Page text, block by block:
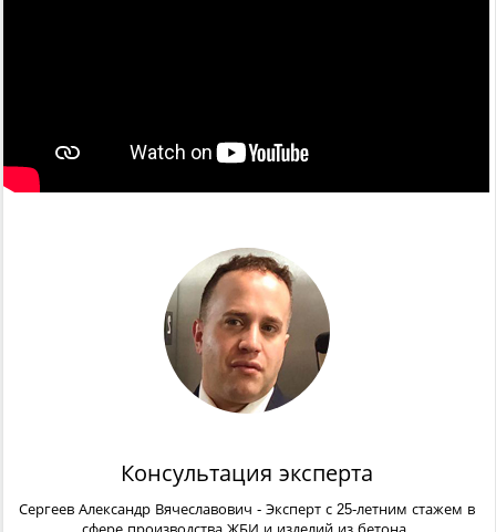
Консультация эксперта
Сергеев Александр Вячеславович - Эксперт с 25-летним стажем в